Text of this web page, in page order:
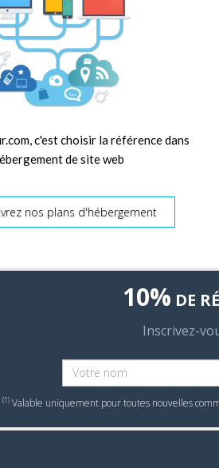
c'est choisir la référence dans
de site web
nos plans d'hébergement
10% DE
Inscrivez-
(1)Valable uniquement pour toutes nouvelles